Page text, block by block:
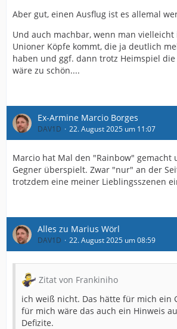
Aber gut, einen Ausflug ist es allemal
Und auch machbar, wenn man
Unioner Köpfe kommt, die ja deutlich
haben und ggf. dann trotz Heimspiel
wäre zu schön....
Ex-Armine Marcio Borges
DAV1D 22. August 2025 um 11:07
Marcio hat Mal den "Rainbow" gemacht
Gegner überspielt. Zwar "nur" an der
trotzdem eine meiner Lieblingsszenen
Alles zu Marius Wörl
DAV1D 22. August 2025 um 08:59
Zitat von Frankiniho
ich weiß nicht. Das hätte für mich ein
für mich wäre das auch ein Hinweis
Defizite.